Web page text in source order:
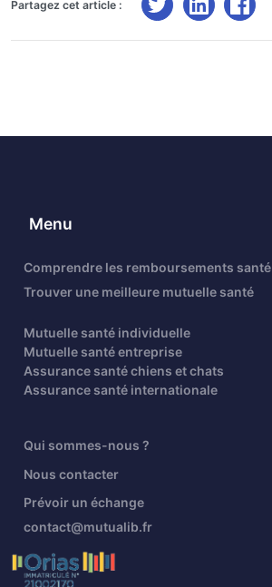
Partagez cet article :
Menu
Comprendre les remboursements santé
Trouver une meilleure mutuelle santé
Mutuelle santé individuelle
Mutuelle santé entreprise
Assurance santé chiens et chats
Assurance santé internationale
Qui sommes-nous ?
Nous contacter
Prévoir un échange
contact@mutualib.fr